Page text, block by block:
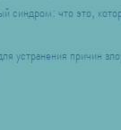
синдром: что это,
устранения причин